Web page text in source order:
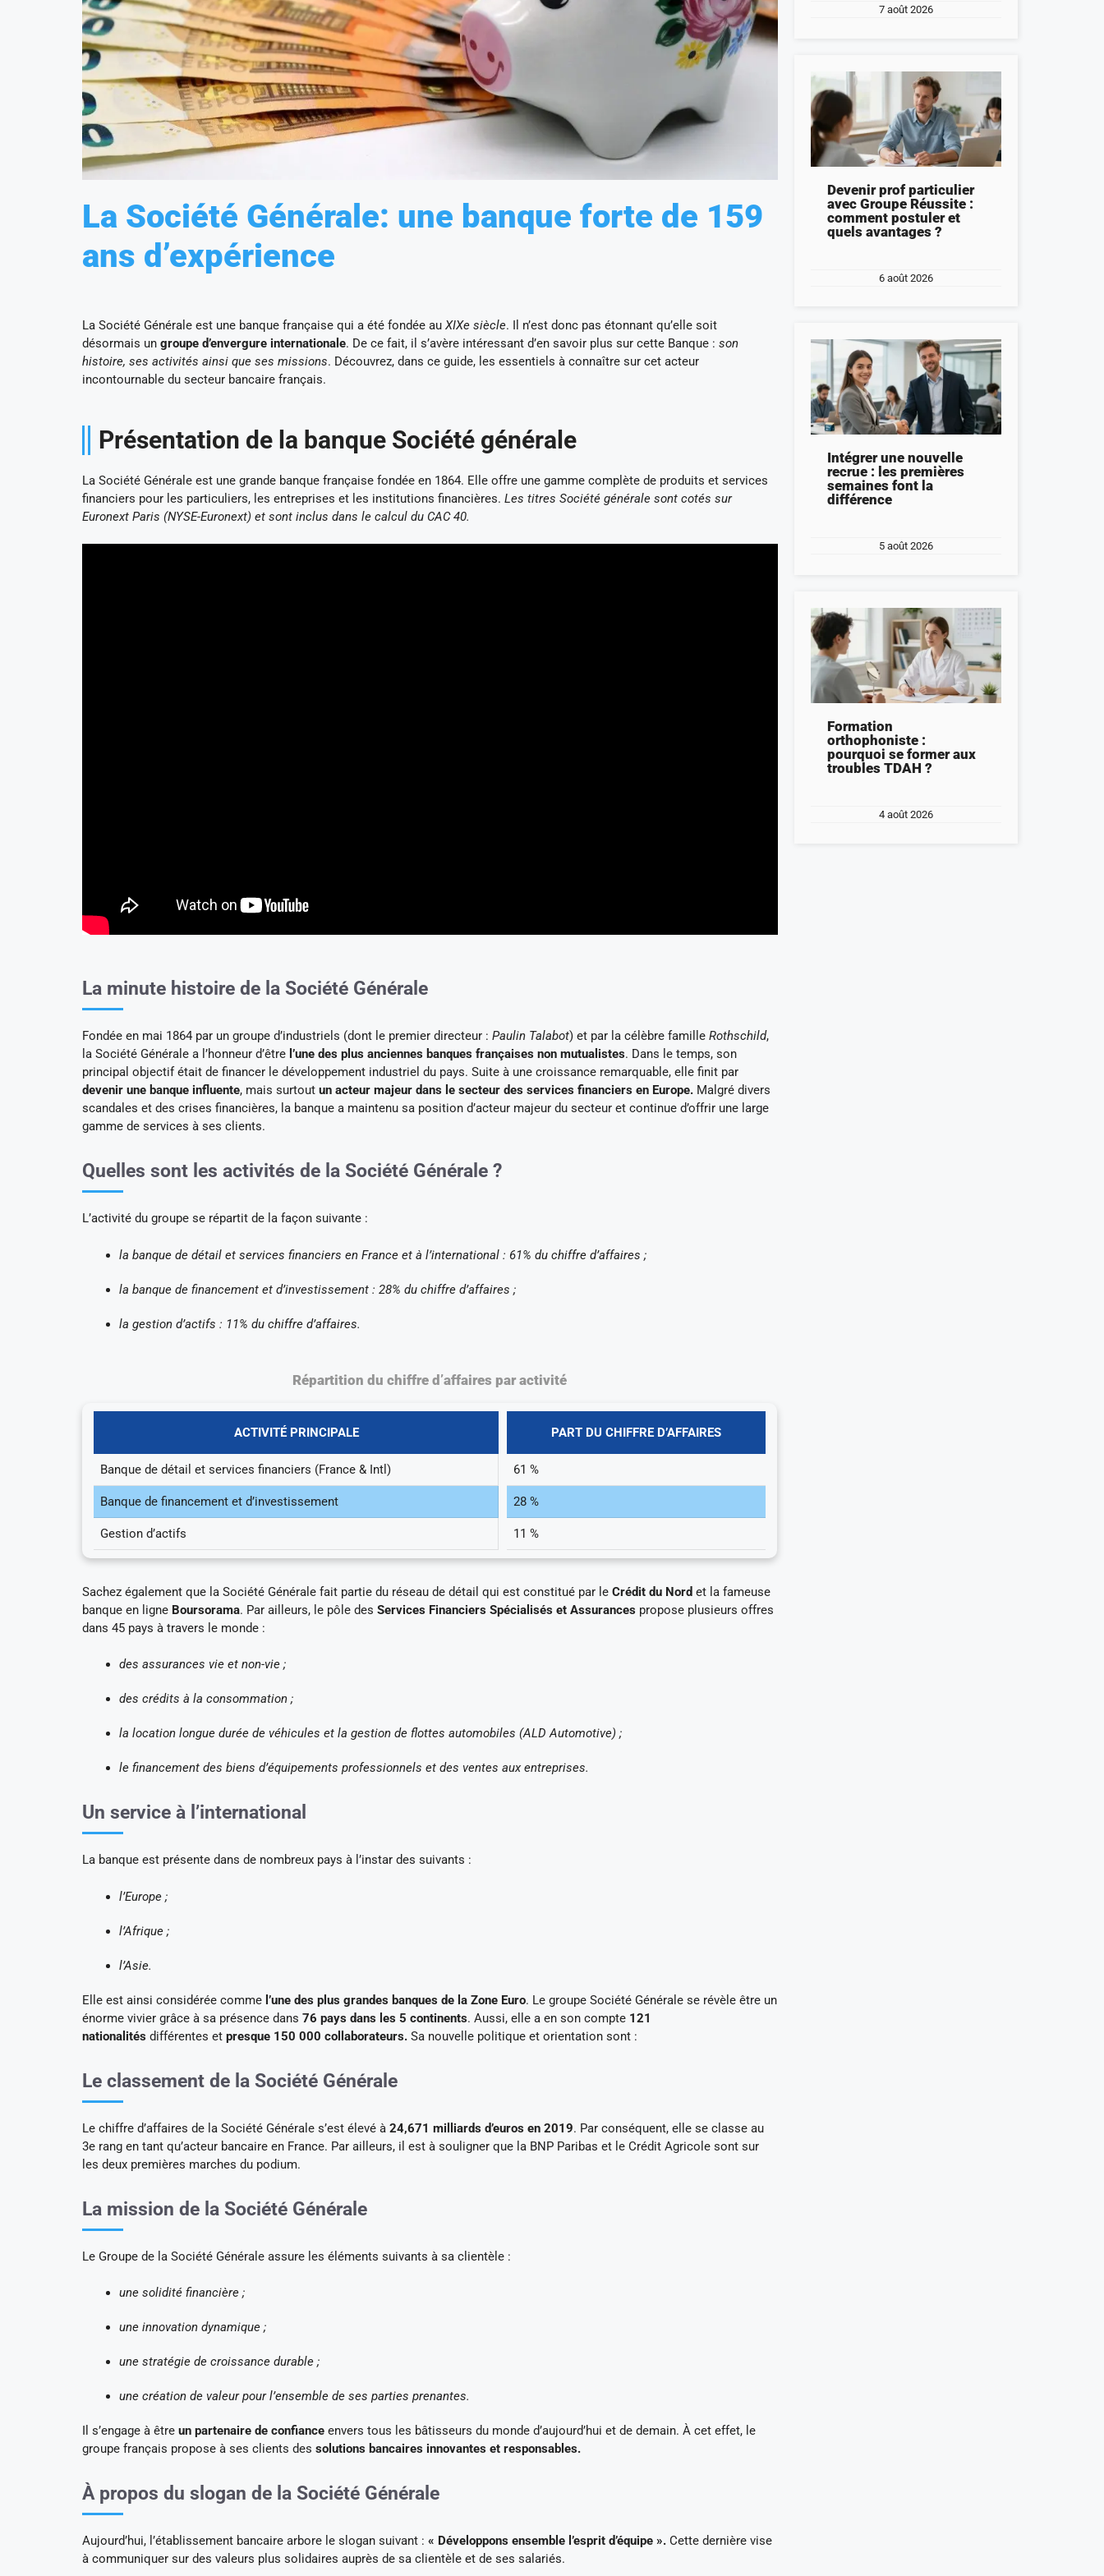
La Société Générale: une banque forte de 159
ans d’expérience
La Société Générale est une banque française qui a été fondée au XIXe siècle. Il n’est donc pas étonnant qu’elle soit
désormais un groupe d’envergure internationale. De ce fait, il s’avère intéressant d’en savoir plus sur cette Banque : son
histoire, ses activités ainsi que ses missions. Découvrez, dans ce guide, les essentiels à connaître sur cet acteur
incontournable du secteur bancaire français.
Présentation de la banque Société générale
La Société Générale est une grande banque française fondée en 1864. Elle offre une gamme complète de produits et services
financiers pour les particuliers, les entreprises et les institutions financières. Les titres Société générale sont cotés sur
Euronext Paris (NYSE-Euronext) et sont inclus dans le calcul du CAC 40.
La minute histoire de la Société Générale
Fondée en mai 1864 par un groupe d’industriels (dont le premier directeur : Paulin Talabot) et par la célèbre famille Rothschild,
la Société Générale a l’honneur d’être l’une des plus anciennes banques françaises non mutualistes. Dans le temps, son
principal objectif était de financer le développement industriel du pays. Suite à une croissance remarquable, elle finit par
devenir une banque influente, mais surtout un acteur majeur dans le secteur des services financiers en Europe. Malgré divers
scandales et des crises financières, la banque a maintenu sa position d’acteur majeur du secteur et continue d’offrir une large
gamme de services à ses clients.
Quelles sont les activités de la Société Générale ?
L’activité du groupe se répartit de la façon suivante :
la banque de détail et services financiers en France et à l’international : 61% du chiffre d’affaires ;
la banque de financement et d’investissement : 28% du chiffre d’affaires ;
la gestion d’actifs : 11% du chiffre d’affaires.
Répartition du chiffre d’affaires par activité
ACTIVITÉ PRINCIPALE PART DU CHIFFRE D’AFFAIRES
Banque de détail et services financiers (France & Intl) 61 %
Banque de financement et d’investissement 28 %
Gestion d’actifs 11 %
Sachez également que la Société Générale fait partie du réseau de détail qui est constitué par le Crédit du Nord et la fameuse
banque en ligne Boursorama. Par ailleurs, le pôle des Services Financiers Spécialisés et Assurances propose plusieurs offres
dans 45 pays à travers le monde :
des assurances vie et non-vie ;
des crédits à la consommation ;
la location longue durée de véhicules et la gestion de flottes automobiles (ALD Automotive) ;
le financement des biens d’équipements professionnels et des ventes aux entreprises.
Un service à l’international
La banque est présente dans de nombreux pays à l’instar des suivants :
l’Europe ;
l’Afrique ;
l’Asie.
Elle est ainsi considérée comme l’une des plus grandes banques de la Zone Euro. Le groupe Société Générale se révèle être un
énorme vivier grâce à sa présence dans 76 pays dans les 5 continents. Aussi, elle a en son compte 121
nationalités différentes et presque 150 000 collaborateurs. Sa nouvelle politique et orientation sont :
Le classement de la Société Générale
Le chiffre d’affaires de la Société Générale s’est élevé à 24,671 milliards d’euros en 2019. Par conséquent, elle se classe au
3e rang en tant qu’acteur bancaire en France. Par ailleurs, il est à souligner que la BNP Paribas et le Crédit Agricole sont sur
les deux premières marches du podium.
La mission de la Société Générale
Le Groupe de la Société Générale assure les éléments suivants à sa clientèle :
une solidité financière ;
une innovation dynamique ;
une stratégie de croissance durable ;
une création de valeur pour l’ensemble de ses parties prenantes.
Il s’engage à être un partenaire de confiance envers tous les bâtisseurs du monde d’aujourd’hui et de demain. À cet effet, le
groupe français propose à ses clients des solutions bancaires innovantes et responsables.
À propos du slogan de la Société Générale
Aujourd’hui, l’établissement bancaire arbore le slogan suivant : « Développons ensemble l’esprit d’équipe ». Cette dernière vise
à communiquer sur des valeurs plus solidaires auprès de sa clientèle et de ses salariés.
7 août 2026
Devenir prof particulier
avec Groupe Réussite :
comment postuler et
quels avantages ?
6 août 2026
Intégrer une nouvelle
recrue : les premières
semaines font la
différence
5 août 2026
Formation
orthophoniste :
pourquoi se former aux
troubles TDAH ?
4 août 2026